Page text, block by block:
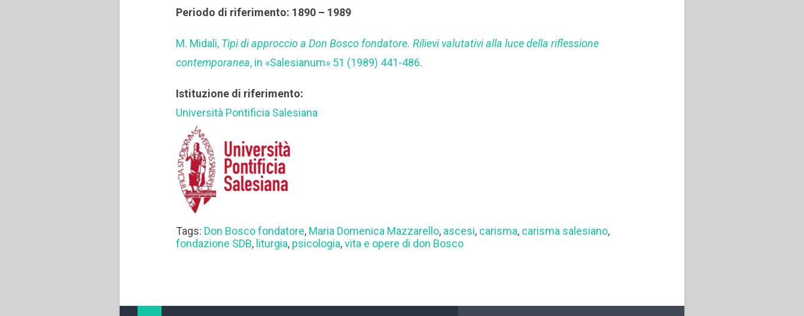
Periodo di riferimento: 1890 – 1989
M. Midali, Tipi di approccio a Don Bosco fondatore. Rilievi valutativi alla luce della riflessione
contemporanea, in «Salesianum» 51 (1989) 441-486.
Istituzione di riferimento:
Università Pontificia Salesiana
Tags: Don Bosco fondatore, Maria Domenica Mazzarello, ascesi, carisma, carisma salesiano,
fondazione SDB, liturgia, psicologia,vita e opere di don Bosco